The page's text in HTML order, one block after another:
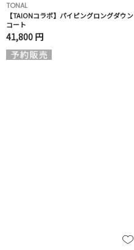
TONAL
【TAIONコラボ】パイピングロングダウン
コート
41,800 円